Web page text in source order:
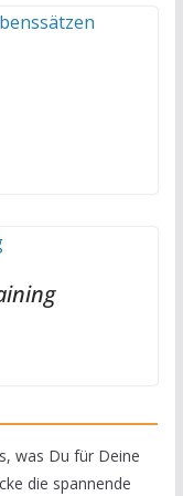
was Du für Deine
die spannende